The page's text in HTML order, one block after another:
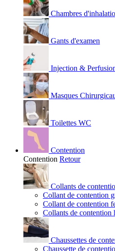
Chambres
Gants d'examen
Injection &
Masques
Toilettes WC
Contention
Contention Retour
Collants de
Collant de contention
Collant de contention
Collants de contention
Chaussettes de
Chaussette de